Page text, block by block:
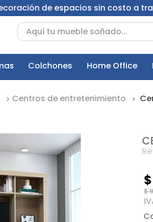
de espacios sin costo a
Aquí tu mueble soñado...
Colchones Home Office
Centros de entretenimiento
$
$